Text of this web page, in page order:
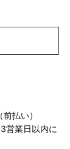
払い）
営業日以内に